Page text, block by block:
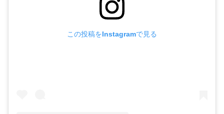
この投稿をInstagramで見る